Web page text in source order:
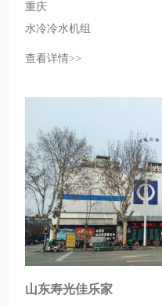
重庆
水冷冷水机组
查看详情>>
山东寿光佳乐家